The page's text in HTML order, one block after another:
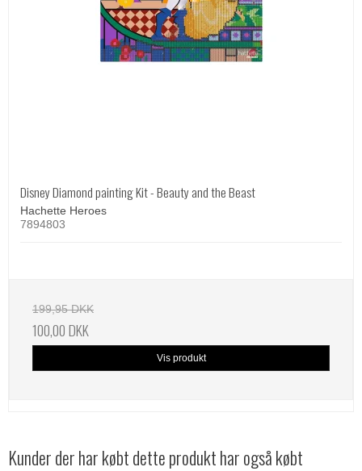
Disney Diamond painting Kit - Beauty and the Beast
Hachette Heroes
7894803
199,95 DKK
100,00 DKK
Vis produkt
Kunder der har købt dette produkt har også købt